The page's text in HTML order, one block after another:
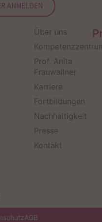
ANMELDEN
Über uns
Prof. Anita
Frauwallner
Karriere
Fortbildungen
Nachhaltigkeit
Presse
Kontakt
AGB